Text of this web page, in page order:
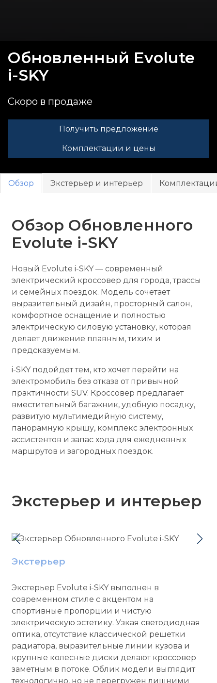
Обновленный Evolute
i-SKY
Скоро в продаже
Получить предложение
Комплектации и цены
Обзор Экстерьер и интерьер
Обзор Обновленного
Evolute i-SKY
Новый Evolute i-SKY — современный
электрический кроссовер для города, трассы
и семейных поездок. Модель сочетает
выразительный дизайн, просторный салон,
комфортное оснащение и полностью
электрическую силовую установку, которая
делает движение плавным, тихим и
предсказуемым.
i-SKY подойдет тем, кто хочет перейти на
электромобиль без отказа от привычной
практичности SUV. Кроссовер предлагает
вместительный багажник, удобную посадку,
развитую мультимедийную систему,
панорамную крышу, комплекс электронных
ассистентов и запас хода для ежедневных
маршрутов и загородных поездок.
Экстерьер и интерьер
Экстерьер
Экстерьер Evolute i-SKY выполнен в
современном стиле с акцентом на
спортивные пропорции и чистую
электрическую эстетику. Узкая светодиодная
оптика, отсутствие классической решетки
радиатора, выразительные линии кузова и
крупные колесные диски делают кроссовер
заметным в потоке. Облик модели выглядит
технологично, но не перегружен лишними